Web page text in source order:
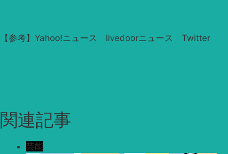
【参考】Yahoo!ニュース livedoorニュース Twitter
関連記事
芸能